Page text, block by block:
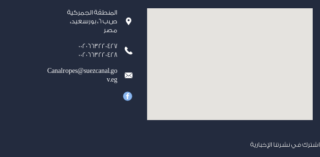
المنطقة الجمركية
ص.ب 6، بورسعيد،
مصر
0020663220427
0020663220428
Canalropes@suezcanal.go
v.eg
اشترك في نشرتنا الإخبارية